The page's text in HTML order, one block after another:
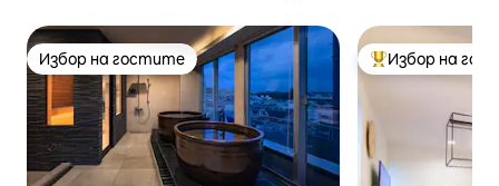
Избор на гостите
Избор на гостите Най-популярен
Избор на